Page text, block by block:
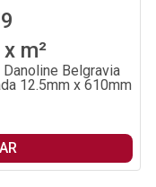
x m²
Belgravia
12.5mm x 610mm